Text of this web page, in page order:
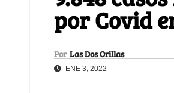
por Covid
Por Las Dos Orillas
ENE 3, 2022